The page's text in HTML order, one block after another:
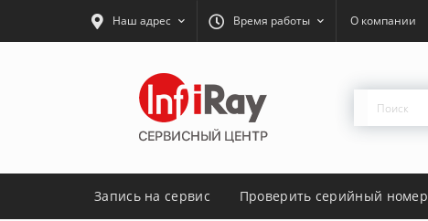
Наш адрес Время работы О компании
Запись на сервис Проверить серийный номер